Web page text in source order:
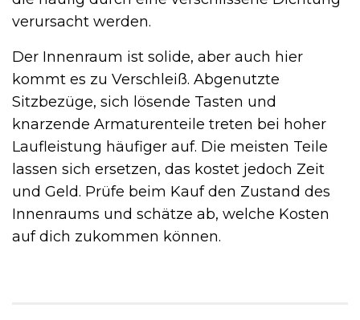
verursacht werden.
Der Innenraum ist solide, aber auch hier
kommt es zu Verschleiß. Abgenutzte
Sitzbezüge, sich lösende Tasten und
knarzende Armaturenteile treten bei hoher
Laufleistung häufiger auf. Die meisten Teile
lassen sich ersetzen, das kostet jedoch Zeit
und Geld. Prüfe beim Kauf den Zustand des
Innenraums und schätze ab, welche Kosten
auf dich zukommen können.